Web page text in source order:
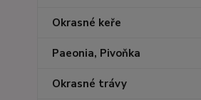
Okrasné keře
Paeonia, Pivoňka
Okrasné trávy